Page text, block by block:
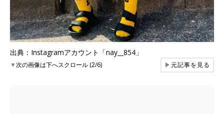
出典：Instagramアカウント「nay__854」
▼次の画像は下へスクロール (2/6) ▶元記事を見る